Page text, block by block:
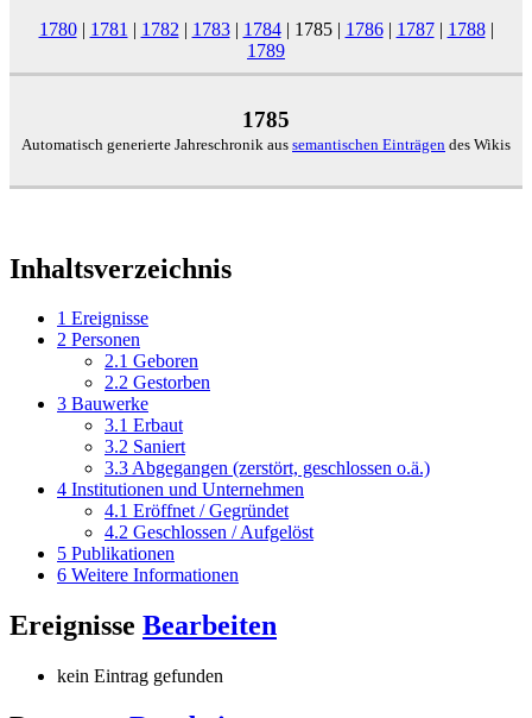
1780| 1781 | 1782 | 1783| 1784| 1785| 1786| 1787| 1788|
1789
1785
Automatisch generierte Jahreschronik aus semantischen Einträgen des Wikis
Inhaltsverzeichnis
1 Ereignisse
2 Personen
2.1 Geboren
2.2 Gestorben
3 Bauwerke
3.1 Erbaut
3.2 Saniert
3.3Abgegangen (zerstört, geschlossen o.ä.)
4 Institutionen und Unternehmen
4.1 Eröffnet / Gegründet
4.2 Geschlossen / Aufgelöst
5 Publikationen
6 Weitere Informationen
Ereignisse Bearbeiten
kein Eintrag gefunden